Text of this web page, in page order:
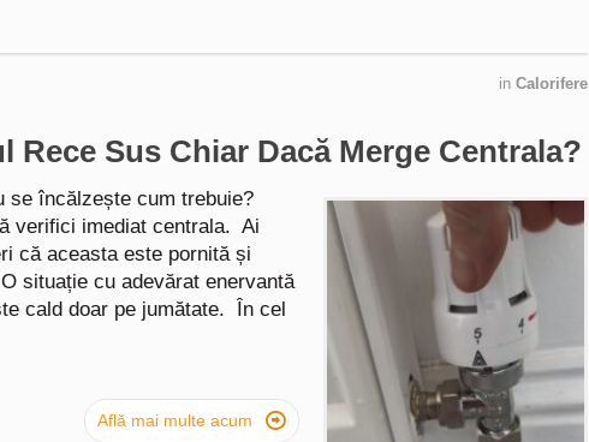
in Calorifere
Rece Sus Chiar Dacă Merge Centrala?
se încălzește cum trebuie?
verifici imediat centrala. Ai
că aceasta este pornită și
situație cu adevărat enervantă
cald doar pe jumătate. În cel
Află mai multe acum 